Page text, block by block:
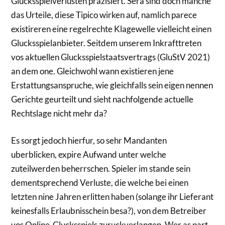
das Urteile, diese Tipico wirken auf, namlich parece
existireren eine regelrechte Klagewelle vielleicht einen
Glucksspielanbieter. Seitdem unserem Inkrafttreten
vos aktuellen Glucksspielstaatsvertrags (GluStV 2021)
an dem one. Gleichwohl wann existieren jene
Erstattungsanspruche, wie gleichfalls sein eigen nennen
Gerichte geurteilt und sieht nachfolgende actuelle
Rechtslage nicht mehr da?
Es sorgt jedoch hierfur, so sehr Mandanten
uberblicken, expire Aufwand unter welche
zuteilwerden beherrschen. Spieler im stande sein
dementsprechend Verluste, die welche bei einen
letzten nine Jahren erlitten haben (solange ihr Lieferant
keinesfalls Erlaubnisschein besa?), von dem Betreiber